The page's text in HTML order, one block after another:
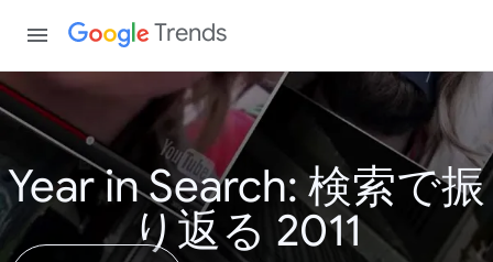
Trends
Year in Search: 検索で振
り返る 2011